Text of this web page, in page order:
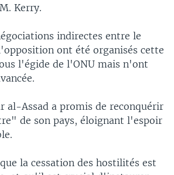
Kerry.
indirectes entre le
ont été organisés cette
l'égide de l'ONU mais n'ont
al-Assad a promis de reconquérir
de son pays, éloignant l'espoir
la cessation des hostilités est